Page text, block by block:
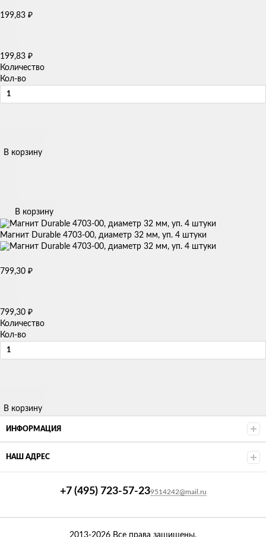
199,83 ₽
199,83 ₽
Количество
Кол-во
В корзину
В корзину
Магнит Durable 4703-00, диаметр 32 мм, уп. 4 штуки
799,30 ₽
799,30 ₽
Количество
Кол-во
В корзину
ИНФОРМАЦИЯ
НАШ АДРЕС
+7 (495) 723-57-239514242@mail.ru
2013-2026 Все права защищены.